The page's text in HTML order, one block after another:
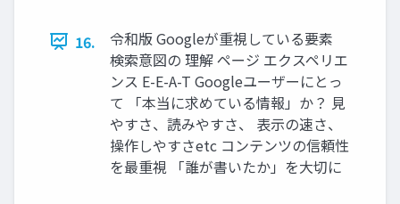
16.
令和版 Googleが重視している要素
検索意図の 理解 ページ エクスペリエ
ンス E-E-A-T Googleユーザーにとっ
て 「本当に求めている情報」か？ 見
やすさ、読みやすさ、 表示の速さ、
操作しやすさetc コンテンツの信頼性
を最重視 「誰が書いたか」を大切に